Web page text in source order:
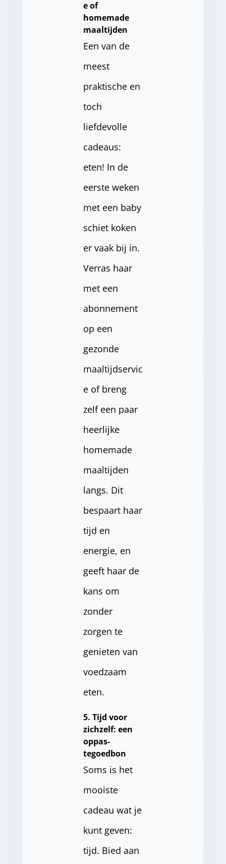
e of
homemade
maaltijden
Een van de
meest
praktische en
toch
liefdevolle
cadeaus:
eten! In de
eerste weken
met een baby
schiet koken
er vaak bij in.
Verras haar
met een
abonnement
op een
gezonde
maaltijdservic
e of breng
zelf een paar
heerlijke
homemade
maaltijden
langs. Dit
bespaart haar
tijd en
energie, en
geeft haar de
kans om
zonder
zorgen te
genieten van
voedzaam
eten.
5. Tijd voor
zichzelf: een
oppas-
tegoedbon
Soms is het
mooiste
cadeau wat je
kunt geven:
tijd. Bied aan